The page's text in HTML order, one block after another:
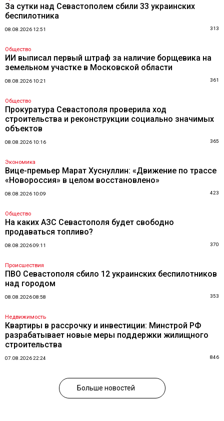
За сутки над Севастополем сбили 33 украинских
беспилотника
08.08.2026 12:51 313
Общество
ИИ выписал первый штраф за наличие борщевика на
земельном участке в Московской области
08.08.2026 10:21 361
Общество
Прокуратура Севастополя проверила ход
строительства и реконструкции социально значимых
объектов
08.08.2026 10:16 365
Экономика
Вице-премьер Марат Хуснуллин: «Движение по трассе
«Новороссия» в целом восстановлено»
08.08.2026 10:09 423
Общество
На каких АЗС Севастополя будет свободно
продаваться топливо?
08.08.2026 09:11 370
Происшествия
ПВО Севастополя сбило 12 украинских беспилотников
над городом
08.08.2026 08:58 353
Недвижимость
Квартиры в рассрочку и инвестиции: Минстрой РФ
разрабатывает новые меры поддержки жилищного
строительства
07.08.2026 22:24 846
Больше новостей